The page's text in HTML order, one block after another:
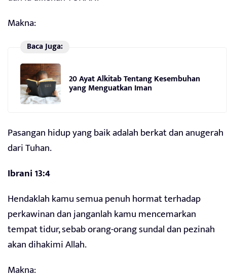
Makna:
Baca Juga:
20 Ayat Alkitab Tentang Kesembuhan
yang Menguatkan Iman
Pasangan hidup yang baik adalah berkat dan anugerah
dari Tuhan.
Ibrani 13:4
Hendaklah kamu semua penuh hormat terhadap
perkawinan dan janganlah kamu mencemarkan
tempat tidur, sebab orang-orang sundal dan pezinah
akan dihakimi Allah.
Makna: